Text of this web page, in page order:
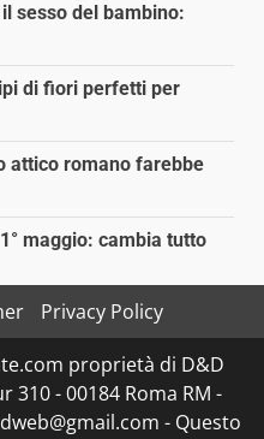
sesso del bambino:
di fiori perfetti per
attico romano farebbe
maggio: cambia tutto
Privacy Policy
proprietà di D&D
310 - 00184 Roma RM -
- Questo